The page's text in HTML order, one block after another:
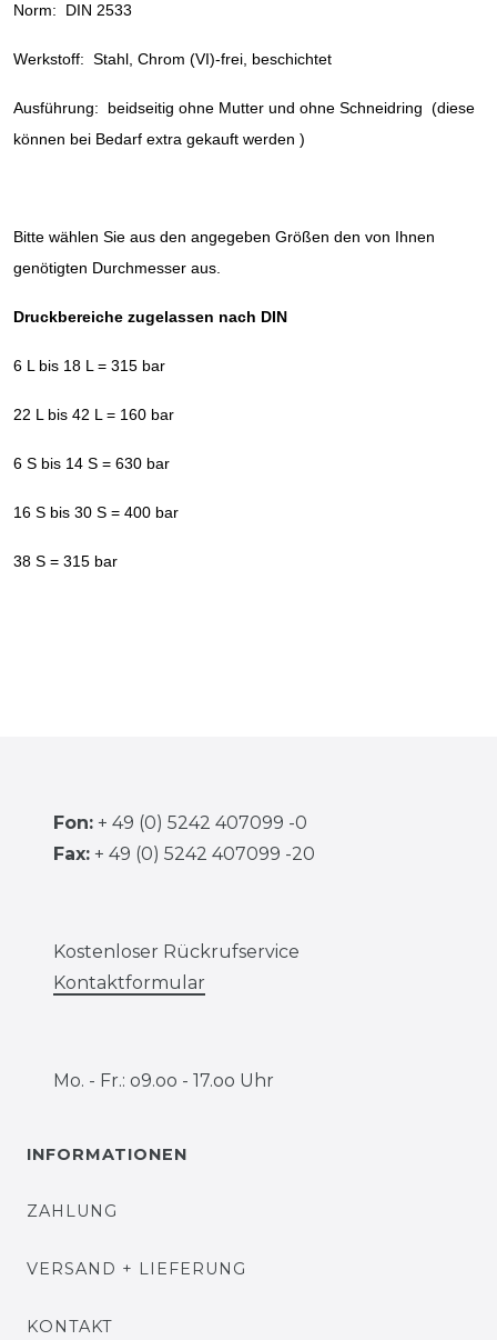
Norm: DIN 2533
Werkstoff: Stahl, Chrom (VI)-frei, beschichtet
Ausführung: beidseitig ohne Mutter und ohne Schneidring (diese
können bei Bedarf extra gekauft werden )
Bitte wählen Sie aus den angegeben Größen den von Ihnen
genötigten Durchmesser aus.
Druckbereiche zugelassen nach DIN
6 L bis 18 L = 315 bar
22 L bis 42 L = 160 bar
6 S bis 14 S = 630 bar
16 S bis 30 S = 400 bar
38 S = 315 bar
Fon: + 49 (0) 5242 407099 -0
Fax: + 49 (0) 5242 407099 -20
Kostenloser Rückrufservice
Kontaktformular
Mo. - Fr.: o9.oo - 17.oo Uhr
INFORMATIONEN
ZAHLUNG
VERSAND + LIEFERUNG
KONTAKT